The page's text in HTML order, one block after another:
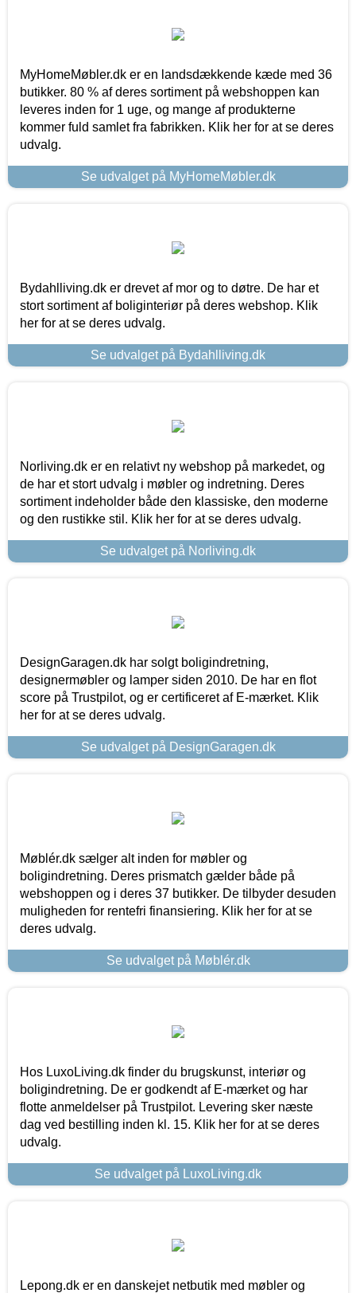
MyHomeMøbler.dk er en landsdækkende kæde med 36
butikker. 80 % af deres sortiment på webshoppen kan
leveres inden for 1 uge, og mange af produkterne
kommer fuld samlet fra fabrikken. Klik her for at se deres
udvalg.
Se udvalget på MyHomeMøbler.dk
Bydahlliving.dk er drevet af mor og to døtre. De har et
stort sortiment af boliginteriør på deres webshop. Klik
her for at se deres udvalg.
Se udvalget på Bydahlliving.dk
Norliving.dk er en relativt ny webshop på markedet, og
de har et stort udvalg i møbler og indretning. Deres
sortiment indeholder både den klassiske, den moderne
og den rustikke stil. Klik her for at se deres udvalg.
Se udvalget på Norliving.dk
DesignGaragen.dk har solgt boligindretning,
designermøbler og lamper siden 2010. De har en flot
score på Trustpilot, og er certificeret af E-mærket. Klik
her for at se deres udvalg.
Se udvalget på DesignGaragen.dk
Møblér.dk sælger alt inden for møbler og
boligindretning. Deres prismatch gælder både på
webshoppen og i deres 37 butikker. De tilbyder desuden
muligheden for rentefri finansiering. Klik her for at se
deres udvalg.
Se udvalget på Møblér.dk
Hos LuxoLiving.dk finder du brugskunst, interiør og
boligindretning. De er godkendt af E-mærket og har
flotte anmeldelser på Trustpilot. Levering sker næste
dag ved bestilling inden kl. 15. Klik her for at se deres
udvalg.
Se udvalget på LuxoLiving.dk
Lepong.dk er en danskejet netbutik med møbler og